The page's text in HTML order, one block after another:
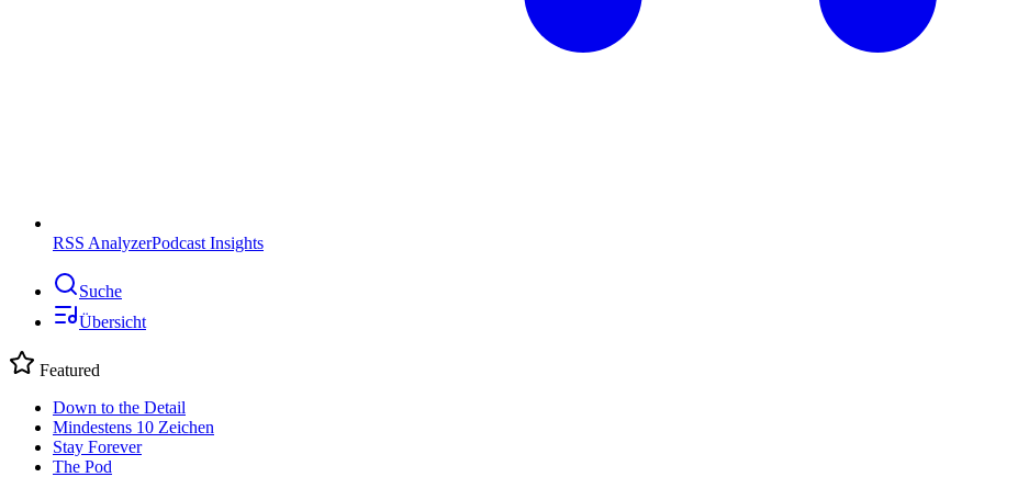
RSS AnalyzerPodcast Insights
Suche
Übersicht
Featured
Down to the Detail
Mindestens 10 Zeichen
Stay Forever
The Pod